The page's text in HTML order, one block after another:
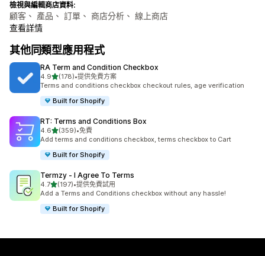
檢視與編輯商店資料:
顧客、 產品、 訂單、 商店分析、 線上商店
查看詳情
其他同類型應用程式
RA Term and Condition Checkbox
4.9滿分 5 顆星
(178)
共有 178 則評價
•提供免費方案
Terms and conditions checkbox checkout rules, age verification
Built for Shopify
RT: Terms and Conditions Box
4.6滿分 5 顆星
(359)
共有 359 則評價
•免費
Add terms and conditions checkbox, terms checkbox to Cart
Built for Shopify
Termzy ‑ I Agree To Terms
4.7滿分 5 顆星
(197)
共有 197 則評價
•提供免費試用
Add a Terms and Conditions checkbox without any hassle!
Built for Shopify